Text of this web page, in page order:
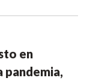
en
pandemia,